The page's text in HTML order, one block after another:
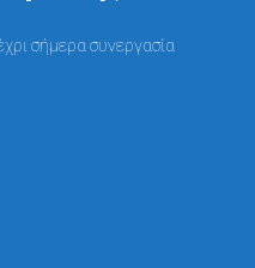
σήμερα συνεργασία